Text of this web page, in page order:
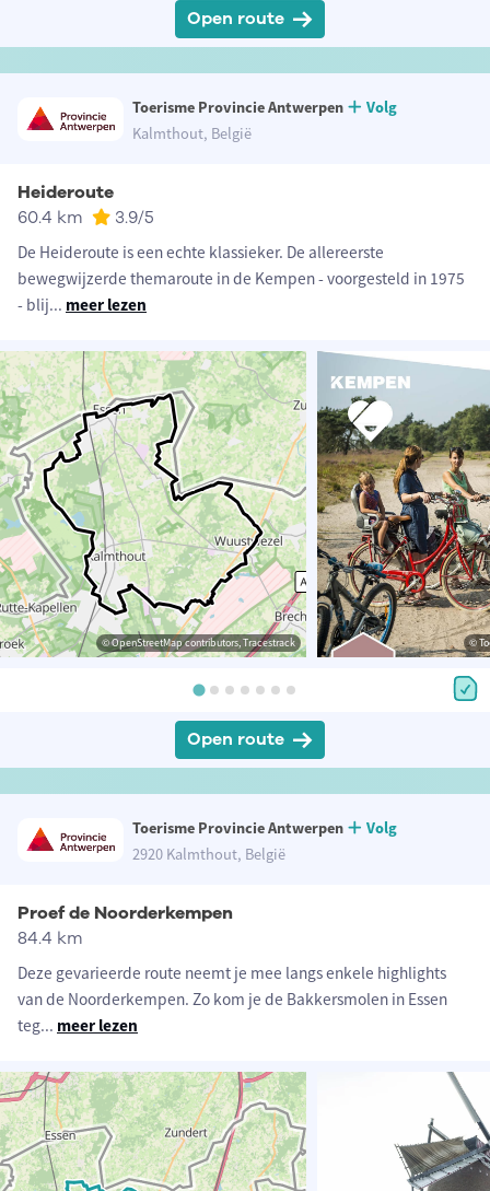
Open route
Toerisme Provincie Antwerpen
Volg
Kalmthout, België
Heideroute
60.4 km 3.9/5
De Heideroute is een echte klassieker. De allereerste
bewegwijzerde themaroute in de Kempen - voorgesteld in 1975
- blij... meer lezen
© OpenStreetMap contributors, Tracestrack ©
Open route
Toerisme Provincie Antwerpen
Volg
2920 Kalmthout, België
Proef de Noorderkempen
84.4 km
Deze gevarieerde route neemt je mee langs enkele highlights
van de Noorderkempen. Zo kom je de Bakkersmolen in Essen
teg... meer lezen